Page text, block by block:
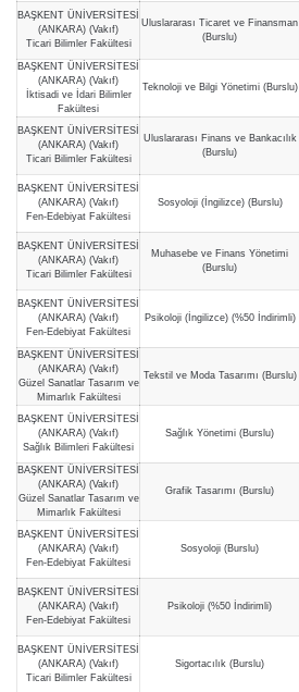
BAŞKENT ÜNİVERSİTESİ
(ANKARA) (Vakıf)
Ticari Bilimler Fakültesi
Uluslararası Ticaret ve Finansman
(Burslu)
BAŞKENT ÜNİVERSİTESİ
(ANKARA) (Vakıf)
İktisadi ve İdari Bilimler
Fakültesi
Teknoloji ve Bilgi Yönetimi (Burslu)
BAŞKENT ÜNİVERSİTESİ
(ANKARA) (Vakıf)
Ticari Bilimler Fakültesi
Uluslararası Finans ve Bankacılık
(Burslu)
BAŞKENT ÜNİVERSİTESİ
(ANKARA) (Vakıf)
Fen-Edebiyat Fakültesi
Sosyoloji (İngilizce) (Burslu)
BAŞKENT ÜNİVERSİTESİ
(ANKARA) (Vakıf)
Ticari Bilimler Fakültesi
Muhasebe ve Finans Yönetimi
(Burslu)
BAŞKENT ÜNİVERSİTESİ
(ANKARA) (Vakıf)
Fen-Edebiyat Fakültesi
Psikoloji (İngilizce) (%50 İndirimli)
BAŞKENT ÜNİVERSİTESİ
(ANKARA) (Vakıf)
Güzel Sanatlar Tasarım ve
Mimarlık Fakültesi
Tekstil ve Moda Tasarımı (Burslu)
BAŞKENT ÜNİVERSİTESİ
(ANKARA) (Vakıf)
Sağlık Bilimleri Fakültesi
Sağlık Yönetimi (Burslu)
BAŞKENT ÜNİVERSİTESİ
(ANKARA) (Vakıf)
Güzel Sanatlar Tasarım ve
Mimarlık Fakültesi
Grafik Tasarımı (Burslu)
BAŞKENT ÜNİVERSİTESİ
(ANKARA) (Vakıf)
Fen-Edebiyat Fakültesi
Sosyoloji (Burslu)
BAŞKENT ÜNİVERSİTESİ
(ANKARA) (Vakıf)
Fen-Edebiyat Fakültesi
Psikoloji (%50 İndirimli)
BAŞKENT ÜNİVERSİTESİ
(ANKARA) (Vakıf)
Ticari Bilimler Fakültesi
Sigortacılık (Burslu)